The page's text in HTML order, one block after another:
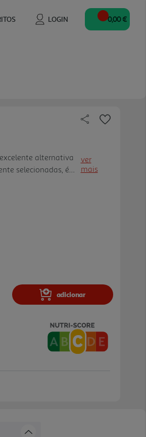
LOGIN 0,00 €
alternativa
selecionadas, é
sem lactose ou
ver
mais
adicionar